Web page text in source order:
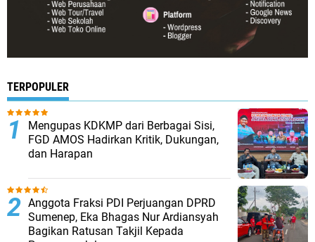
TERPOPULER
Mengupas KDKMP dari Berbagai Sisi,
FGD AMOS Hadirkan Kritik, Dukungan,
dan Harapan
Anggota Fraksi PDI Perjuangan DPRD
Sumenep, Eka Bhagas Nur Ardiansyah
Bagikan Ratusan Takjil Kepada